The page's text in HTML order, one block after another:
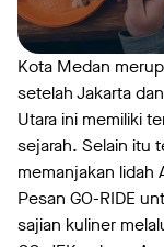
Kota Medan
setelah Jakarta
Utara ini memiliki
sejarah. Selain itu
memanjakan lidah
Pesan GO-RIDE
sajian kuliner